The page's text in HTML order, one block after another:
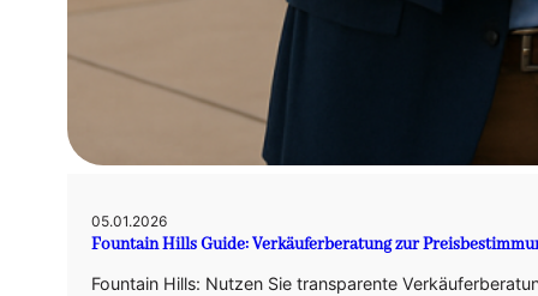
05.01.2026
Fountain Hills Guide: Verkäuferberatung zur
Fountain Hills: Nutzen Sie transparente